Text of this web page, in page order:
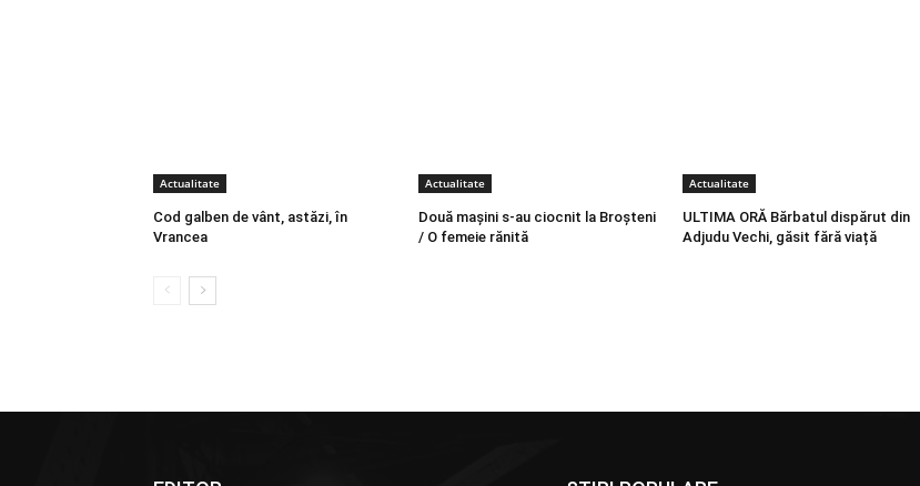
Actualitate
Cod galben de vânt, astăzi, în
Vrancea
Actualitate
Două mașini s-au ciocnit la Broșteni
/ O femeie rănită
Actualitate
ULTIMA ORĂ Bărbatul dispărut din
Adjudu Vechi, găsit fără viață